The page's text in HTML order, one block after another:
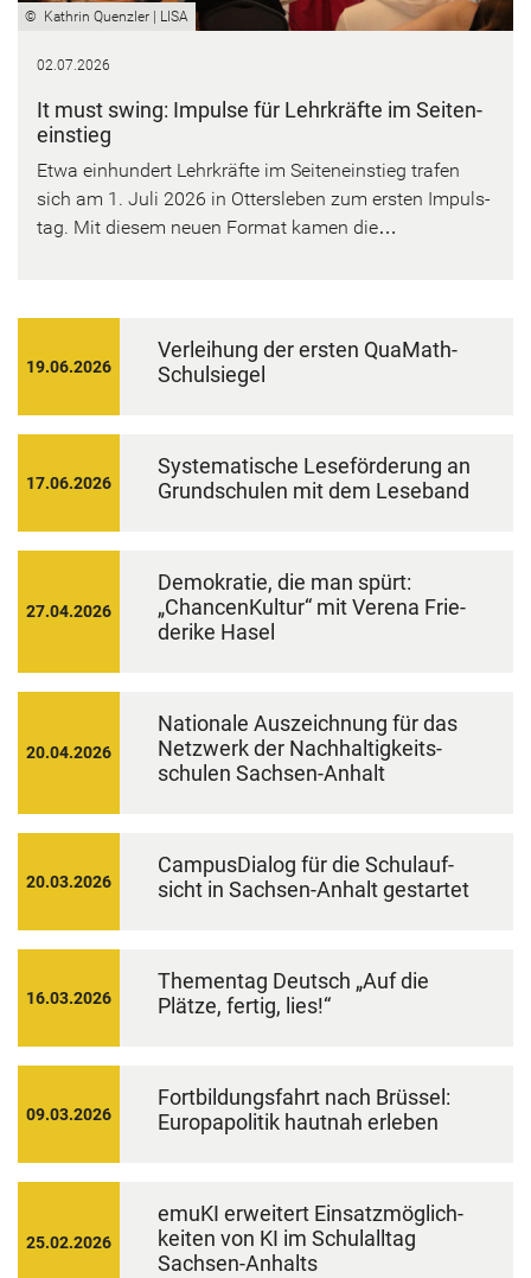
© Kath­rin Quenz­ler | LISA
02.07.2026
It must swing: Im­pul­se für Lehr­kräf­te im Sei­ten­
ein­stieg
Etwa ein­hun­dert Lehr­kräf­te im Sei­ten­ein­stieg tra­fen
sich am 1. Juli 2026 in Ot­ters­le­ben zum ers­ten Im­puls­
tag. Mit die­sem neuen For­mat kamen die…
19.06.2026
Ver­lei­hung der ers­ten QuaMath-​
Schulsiegel
17.06.2026
Sys­te­ma­ti­sche Le­se­för­de­rung an
Grund­schu­len mit dem Le­se­band
27.04.2026
De­mo­kra­tie, die man spürt:
„Chan­cen­Kul­tur“ mit Ve­re­na Frie­
de­ri­ke Hasel
20.04.2026
Na­tio­na­le Aus­zeich­nung für das
Netz­werk der Nach­hal­tig­keits­
schu­len Sachsen-​Anhalt
20.03.2026
Cam­pus­Dia­log für die Schul­auf­
sicht in Sachsen-​Anhalt ge­star­tet
16.03.2026
The­men­tag Deutsch „Auf die
Plät­ze, fer­tig, lies!“
09.03.2026
Fort­bil­dungs­fahrt nach Brüs­sel:
Eu­ro­pa­po­li­tik haut­nah er­le­ben
25.02.2026
emuKI er­wei­tert Ein­satz­mög­lich­
kei­ten von KI im Schul­all­tag
Sachsen-​Anhalts